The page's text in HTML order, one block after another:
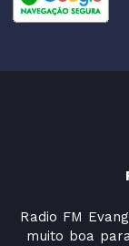
Radio FM
muito boa